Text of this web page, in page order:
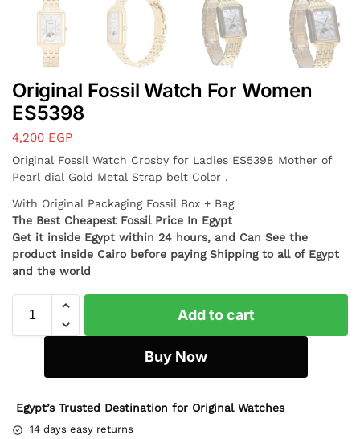
Original Fossil Watch For Women
ES5398
4,200 EGP
Original Fossil Watch Crosby for Ladies ES5398 Mother of
Pearl dial Gold Metal Strap belt Color .
With Original Packaging Fossil Box + Bag
The Best Cheapest Fossil Price In Egypt
Get it inside Egypt within 24 hours, and Can See the
product inside Cairo before paying Shipping to all of Egypt
and the world
Add to cart
Buy Now
Egypt’s Trusted Destination for Original Watches
14 days easy returns